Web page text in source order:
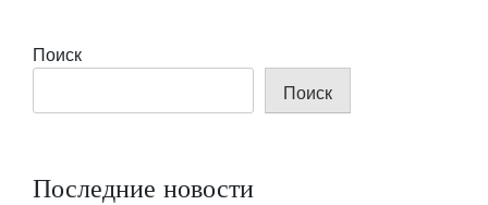
Поиск
Поиск
Последние новости